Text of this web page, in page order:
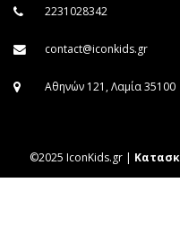
2231028342
contact@iconkids.gr
Αθηνών 121, Λαμία 35100
©2025 IconKids.gr |